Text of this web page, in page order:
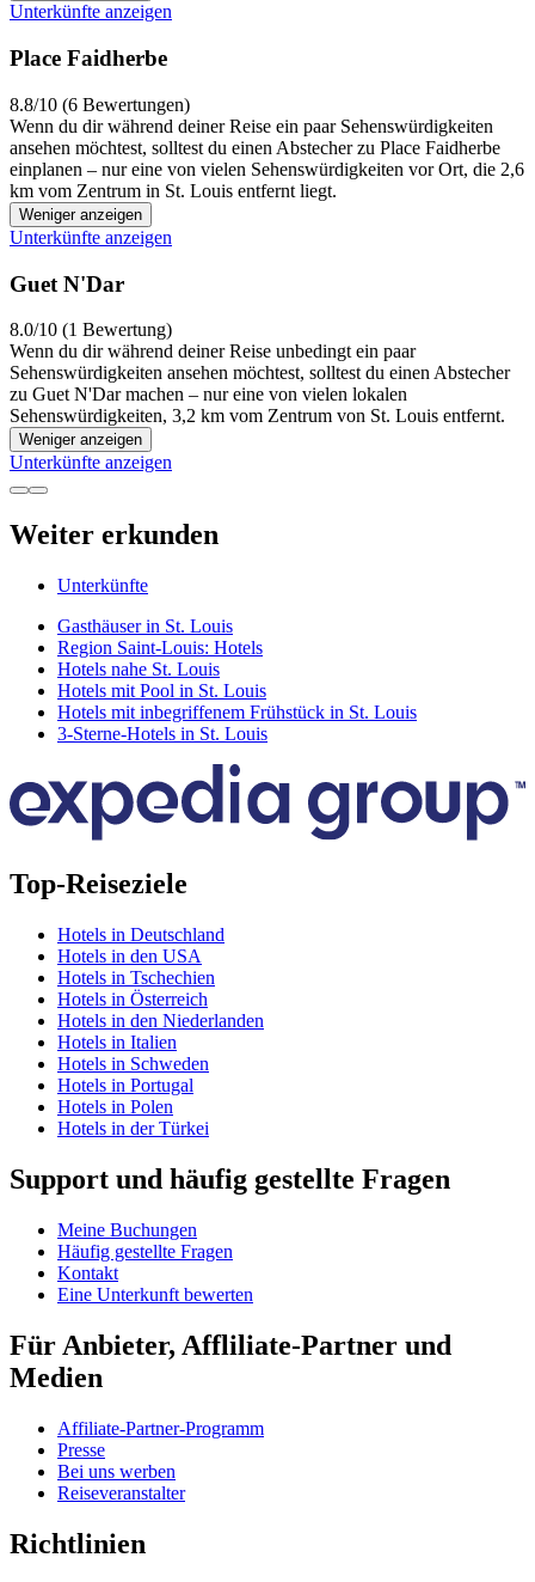
Unterkünfte anzeigen
Place Faidherbe
8.8/10 (6 Bewertungen)
Wenn du dir während deiner Reise ein paar Sehenswürdigkeiten
ansehen möchtest, solltest du einen Abstecher zu Place Faidherbe
einplanen – nur eine von vielen Sehenswürdigkeiten vor Ort, die 2,6
km vom Zentrum in St. Louis entfernt liegt.
Weniger anzeigen
Unterkünfte anzeigen
Guet N'Dar
8.0/10 (1 Bewertung)
Wenn du dir während deiner Reise unbedingt ein paar
Sehenswürdigkeiten ansehen möchtest, solltest du einen Abstecher
zu Guet N'Dar machen – nur eine von vielen lokalen
Sehenswürdigkeiten, 3,2 km vom Zentrum von St. Louis entfernt.
Weniger anzeigen
Unterkünfte anzeigen
Weiter erkunden
Unterkünfte
Gasthäuser in St. Louis
Region Saint-Louis: Hotels
Hotels nahe St. Louis
Hotels mit Pool in St. Louis
Hotels mit inbegriffenem Frühstück in St. Louis
3-Sterne-Hotels in St. Louis
Top-Reiseziele
Hotels in Deutschland
Hotels in den USA
Hotels in Tschechien
Hotels in Österreich
Hotels in den Niederlanden
Hotels in Italien
Hotels in Schweden
Hotels in Portugal
Hotels in Polen
Hotels in der Türkei
Support und häufig gestellte Fragen
Meine Buchungen
Häufig gestellte Fragen
Kontakt
Eine Unterkunft bewerten
Für Anbieter, Affliliate-Partner und
Medien
Affiliate-Partner-Programm
Presse
Bei uns werben
Reiseveranstalter
Richtlinien